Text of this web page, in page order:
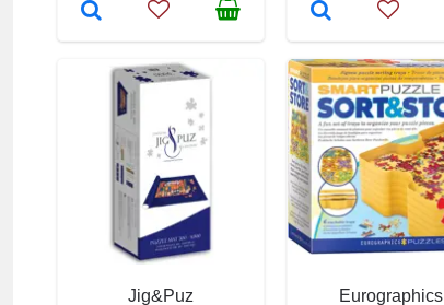
Jig&Puz
Eurographics